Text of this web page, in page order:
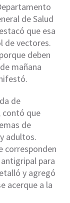
de Salud
que esa
de vectores.
deben
mañana
de
contó que
de
adultos.
corresponden
para
y agregó
acerque a la